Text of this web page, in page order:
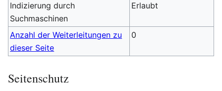
Indizierung durch
Suchmaschinen
Erlaubt
Anzahl der Weiterleitungen zu
dieser Seite
0
Seitenschutz